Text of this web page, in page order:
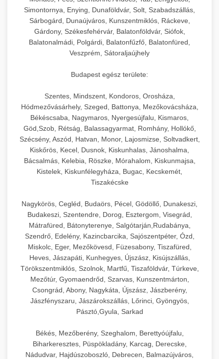
hőmérséklet-szabályozással.
chef-iparikonyhagepek.hu
kereskedelmi sütősütő
Professzionális hűtőegységek és hűtőkamrák
kereskedelmi konyhák számára.
Energiahatékony hűtési megoldások nagy
kapacitással.
💧 26. Ipari Mosogatógép +
Kereskedelmi mosogatóberendezések nagy
forgalmú éttermi műveletekhez. Gyors tisztítási
ciklusok fertőtlenítési képességekkel.
chef-iparikonyhagepek.hu
kereskedelmi mosogatógép
élelmiszer-előkészítéshez. Különböző reszelési
méretek különböző alkalmazásokhoz.
chef-iparikonyhagepek.hu
kereskedelmi sajtreszelő
🍳 28. Nagykonyhai
Berendezések
+
Teljes körű nagykonyhai berendezések és
professzionális vendéglátóipari kellékek.
Minden, ami szükséges éttermi és catering
műveletekhez.
chef-iparikonyhagepek.hu
kereskedelmi konyhai megoldások
Simontornya, Enying, Dunaföldvár, Solt, Szabadszállás,
Sárbogárd, Dunaújváros, Kunszentmiklós, Ráckeve,
Gárdony, Székesfehérvár, Balatonföldvár, Siófok,
Balatonalmádi, Polgárdi, Balatonfűzfő, Balatonfüred,
Veszprém, Sátoraljaújhely
Budapest egész területe:
Szentes, Mindszent, Kondoros, Orosháza,
Hódmezővásárhely, Szeged, Battonya, Mezőkovácsháza,
Békéscsaba, Nagymaros, Nyergesújfalu, Kismaros,
Göd,Szob, Rétság, Balassagyarmat, Romhány, Hollókő,
Szécsény, Aszód, Hatvan, Monor, Lajosmizse, Soltvadkert,
Kiskőrös, Kecel, Dusnok, Kiskunhalas, Jánoshalma,
Bácsalmás, Kelebia, Röszke, Mórahalom, Kiskunmajsa,
Kistelek, Kiskunfélegyháza, Bugac, Kecskemét,
Tiszakécske
Nagykörös, Cegléd, Budaörs, Pécel, Gödöllő, Dunakeszi,
Budakeszi, Szentendre, Dorog, Esztergom, Visegrád,
Mátrafüred, Bátonyterenye, Salgótarján,Rudabánya,
Szendrő, Edelény, Kazincbarcika, Sajószentpéter, Ózd,
Miskolc, Eger, Mezőkövesd, Füzesabony, Tiszafüred,
Heves, Jászapáti, Kunhegyes, Újszász, Kisújszállás,
Törökszentmiklós, Szolnok, Martfű, Tiszaföldvár, Túrkeve,
Mezőtúr, Gyomaendrőd, Szarvas, Kunszentmárton,
Csongrád, Abony, Nagykáta, Újszász, Jászberény,
Jászfényszaru, Jászárokszállás, Lőrinci, Gyöngyös,
Pásztó,Gyula, Sarkad
Békés, Mezőberény, Szeghalom, Berettyóújfalu,
Biharkeresztes, Püspökladány, Karcag, Derecske,
Nádudvar, Hajdúszoboszló, Debrecen, Balmazújváros,